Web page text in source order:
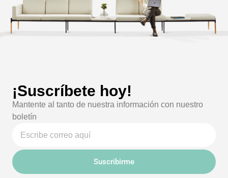
¡Suscríbete hoy!
Mantente al tanto de nuestra información con nuestro
boletín
Suscribirme